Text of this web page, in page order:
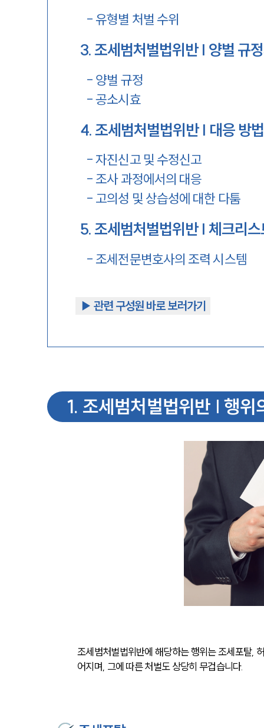
- 유형별 처벌 수위
3.조세범처벌법위반 | 양벌 규
- 양벌 규정
-공소시효
4.조세범처벌법위반 | 대응 방법
-자진신고 및 수정신고
- 조사 과정에서의 대응
- 고의성 및 상습성에 대한 다툼
5.조세범처벌법위반 | 체크리
- 조세전문변호사의 조력 시스템
▶︎ 관련 구성원 바로 보러가기
1. 조세범처벌법위반 | 행위
조세범처벌법위반에 해당하는 행위는 조세포탈,
어지며, 그에 따른 처벌도 상당히 무겁습니다.